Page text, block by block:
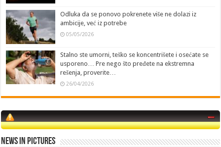
Odluka da se ponovo pokrenete više ne dolazi iz
ambicije, već iz potrebe
05/05/2026
Stalno ste umorni, teško se koncentrišete i osećate se
usporeno… Pre nego što pređete na ekstremna
rešenja, proverite…
26/04/2026
News in Pictures